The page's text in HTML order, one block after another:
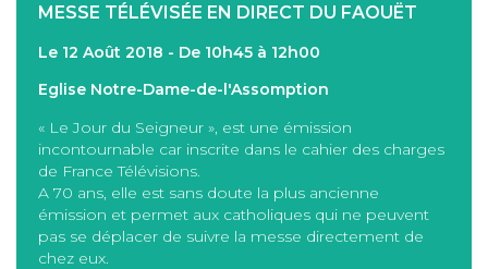
MESSE TÉLÉVISÉE EN DIRECT DU FAOUËT
Le 12 Août 2018 - De 10h45 à 12h00
Eglise Notre-Dame-de-l'Assomption
« Le Jour du Seigneur », est une émission
incontournable car inscrite dans le cahier des charges
de France Télévisions.
A 70 ans, elle est sans doute la plus ancienne
émission et permet aux catholiques qui ne peuvent
pas se déplacer de suivre la messe directement de
chez eux.